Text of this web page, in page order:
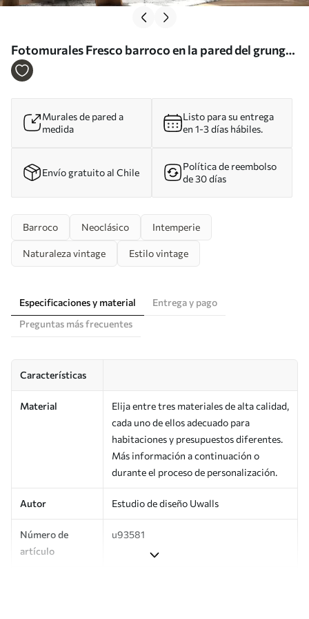
Fotomurales Fresco barroco en la pared del grunge
Nr. u93581
Murales de pared a
medida
Listo para su entrega
en 1-3 días hábiles.
Envío gratuito al Chile
Política de reembolso
de 30 días
Barroco Neoclásico Intemperie
Naturaleza vintage Estilo vintage
Especificaciones y material
Entrega y pago
Preguntas más frecuentes
Características
Material
Elija entre tres materiales de alta calidad,
cada uno de ellos adecuado para
habitaciones y presupuestos diferentes.
Más información a continuación o
durante el proceso de personalización.
Autor Estudio de diseño Uwalls
Número de
artículo
u93581